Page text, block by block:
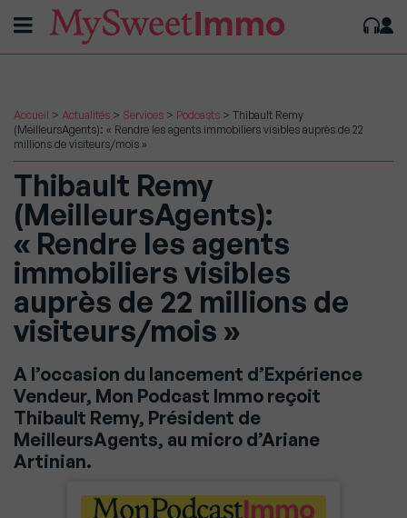
Accueil > Actualités > Services > Podcasts > Thibault Remy
(MeilleursAgents): « Rendre les agents immobiliers visibles auprès de 22
millions de visiteurs/mois »
Thibault Remy
(MeilleursAgents):
« Rendre les agents
immobiliers visibles
auprès de 22 millions de
visiteurs/mois »
A l’occasion du lancement d’Expérience
Vendeur, Mon Podcast Immo reçoit
Thibault Remy, Président de
MeilleursAgents, au micro d’Ariane
Artinian.